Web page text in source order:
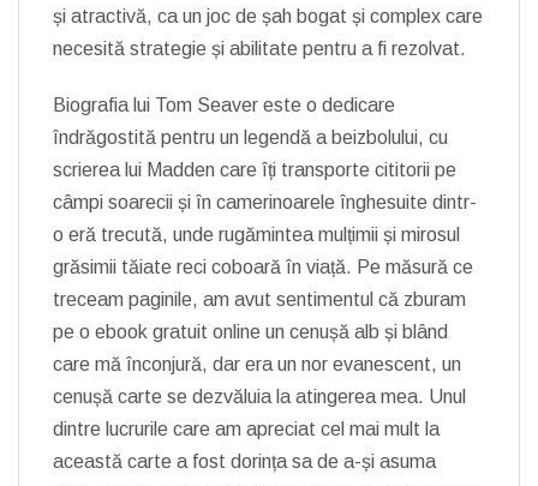
și atractivă, ca un joc de șah bogat și complex care
necesită strategie și abilitate pentru a fi rezolvat.
Biografia lui Tom Seaver este o dedicare
îndrăgostită pentru un legendă a beizbolului, cu
scrierea lui Madden care îți transporte cititorii pe
câmpi soarecii și în camerinoarele înghesuite dintr-
o eră trecută, unde rugămintea mulțimii și mirosul
grăsimii tăiate reci coboară în viață. Pe măsură ce
treceam paginile, am avut sentimentul că zburam
pe o ebook gratuit online un cenușă alb și blând
care mă înconjură, dar era un nor evanescent, un
cenușă carte se dezvăluia la atingerea mea. Unul
dintre lucrurile care am apreciat cel mai mult la
această carte a fost dorința sa de a-și asuma